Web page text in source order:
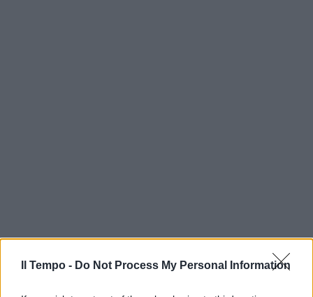
Il Tempo - Do Not Process My Personal Information
In evidenza